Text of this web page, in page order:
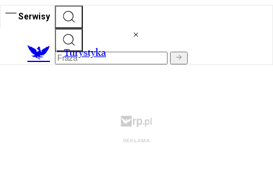
Serwisy
Turystyka